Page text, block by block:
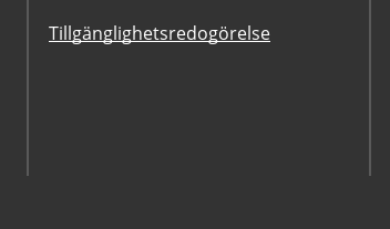
Tillgänglighetsredogörelse